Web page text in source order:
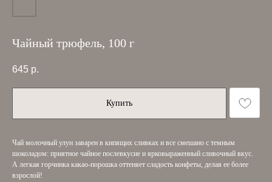
Чайный трюфель, 100 г
645 р.
Купить
Чай молочный улун заварен в кипящих сливках и все смешано с темным
шоколадом: приятное чайное послевкусие и ярковыраженный сливочный вкус.
А легкая горчинка какао-порошка оттеняет сладость конфеты, делая ее более
взрослой!